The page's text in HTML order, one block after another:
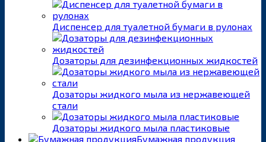
Диспенсер для туалетной бумаги в рулонах
Дозаторы для дезинфекционных жидкостей
Дозаторы жидкого мыла из нержавеющей
стали
Дозаторы жидкого мыла пластиковые
Бумажная продукция